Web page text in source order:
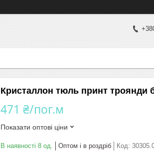
Кристаллон тюль принт троянди
471 ₴/пог.м
Показати оптові ціни
В наявності 8 од. Оптом і в роздріб Код: